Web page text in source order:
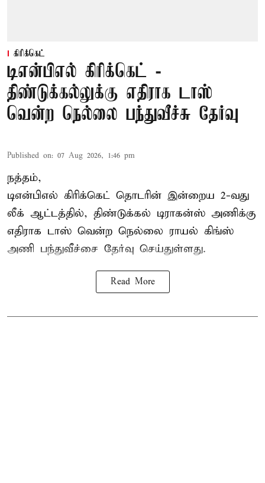
கிரிக்கெட்
டிஎன்பிஎல் கிரிக்கெட் -
திண்டுக்கல்லுக்கு எதிராக டாஸ்
வென்ற நெல்லை பந்துவீச்சு தேர்வு
Published on: 07 Aug 2026, 1:46 pm
நத்தம்,
டிஎன்பிஎல் கிரிக்கெட் தொடரின் இன்றைய 2-வது
லீக் ஆட்டத்தில், திண்டுக்கல் டிராகன்ஸ் அணிக்கு
எதிராக டாஸ் வென்ற நெல்லை ராயல் கிங்ஸ்
அணி பந்துவீச்சை தேர்வு செய்துள்ளது.
Read More